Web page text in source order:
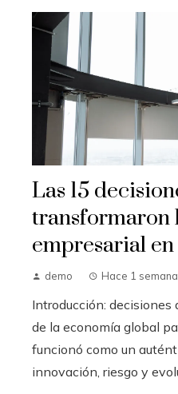
Las 15
transformaron
empresarial
demo Hace 1 semana
Introducción: decisiones
de la economía global
funcionó como un
innovación, riesgo y